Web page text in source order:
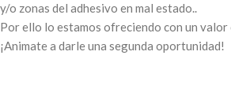
y/o zonas del adhesivo en mal estado..
Por ello lo estamos ofreciendo con un valor
¡Animate a darle una segunda oportunidad!